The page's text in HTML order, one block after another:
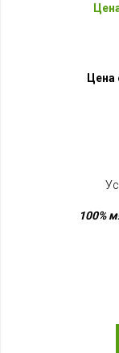
Цена
100%